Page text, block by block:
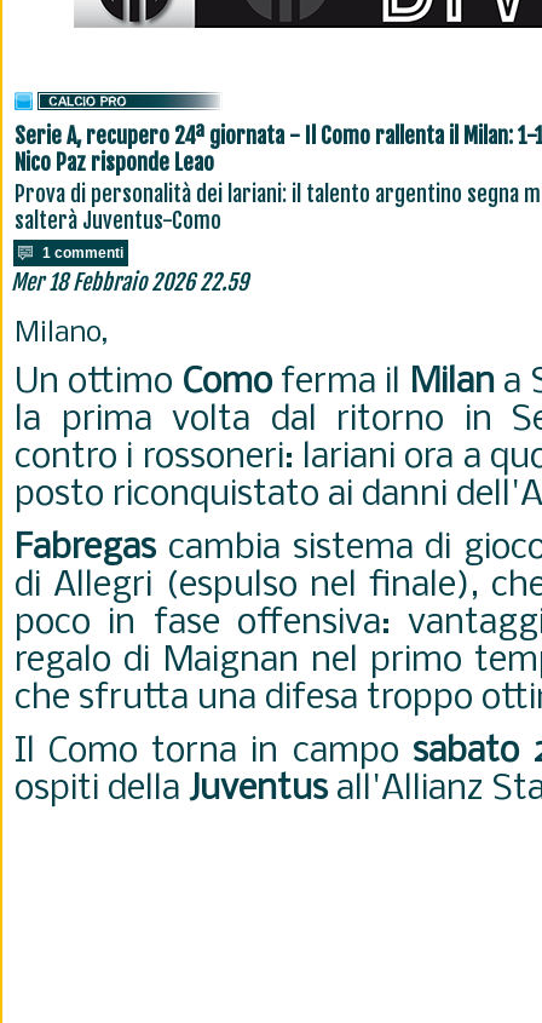
Serie A, recupero 24ª giornata - Il Como rallenta il Milan: 1-
Nico Paz risponde Leao
Prova di personalità dei lariani: il talento argentino segna
salterà Juventus-Como
1 commenti
Mer 18 Febbraio 2026 22.59
Milano,
Un ottimo Comoferma il Milana
la prima volta dal ritorno in
contro i rossoneri: lariani ora a
posto riconquistato ai danni
Fabregas cambia sistema di
di Allegri (espulso nel finale),
poco in fase offensiva:
regalo di Maignan nel primo
che sfrutta una difesa troppo
Il Como torna in campo sabato
ospiti della Juventus all'Allianz